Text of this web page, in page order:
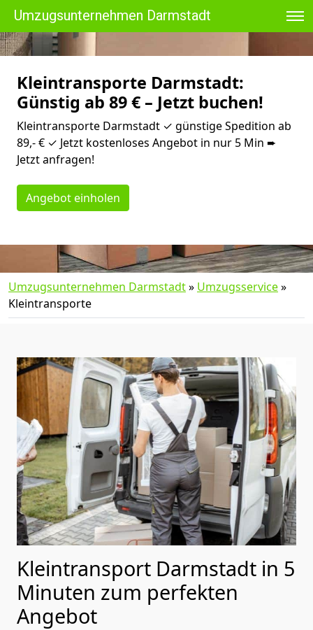
Umzugsunternehmen Darmstadt
Kleintransporte Darmstadt:
Günstig ab 89 € – Jetzt buchen!
Kleintransporte Darmstadt ✓ günstige Spedition ab
89,- € ✓ Jetzt kostenloses Angebot in nur 5 Min ➨
Jetzt anfragen!
Angebot einholen
Umzugsunternehmen Darmstadt» Umzugsservice»
Kleintransporte
Kleintransport Darmstadt in 5
Minuten zum perfekten
Angebot